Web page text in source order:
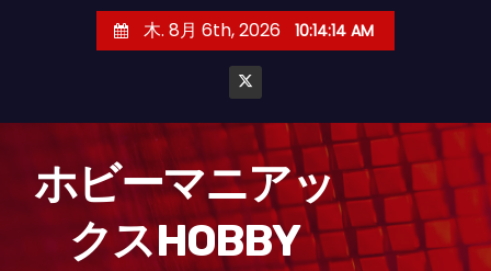
木. 8月 6th, 2026 10:14:14 AM
ホビーマニアッ
クスHOBBY